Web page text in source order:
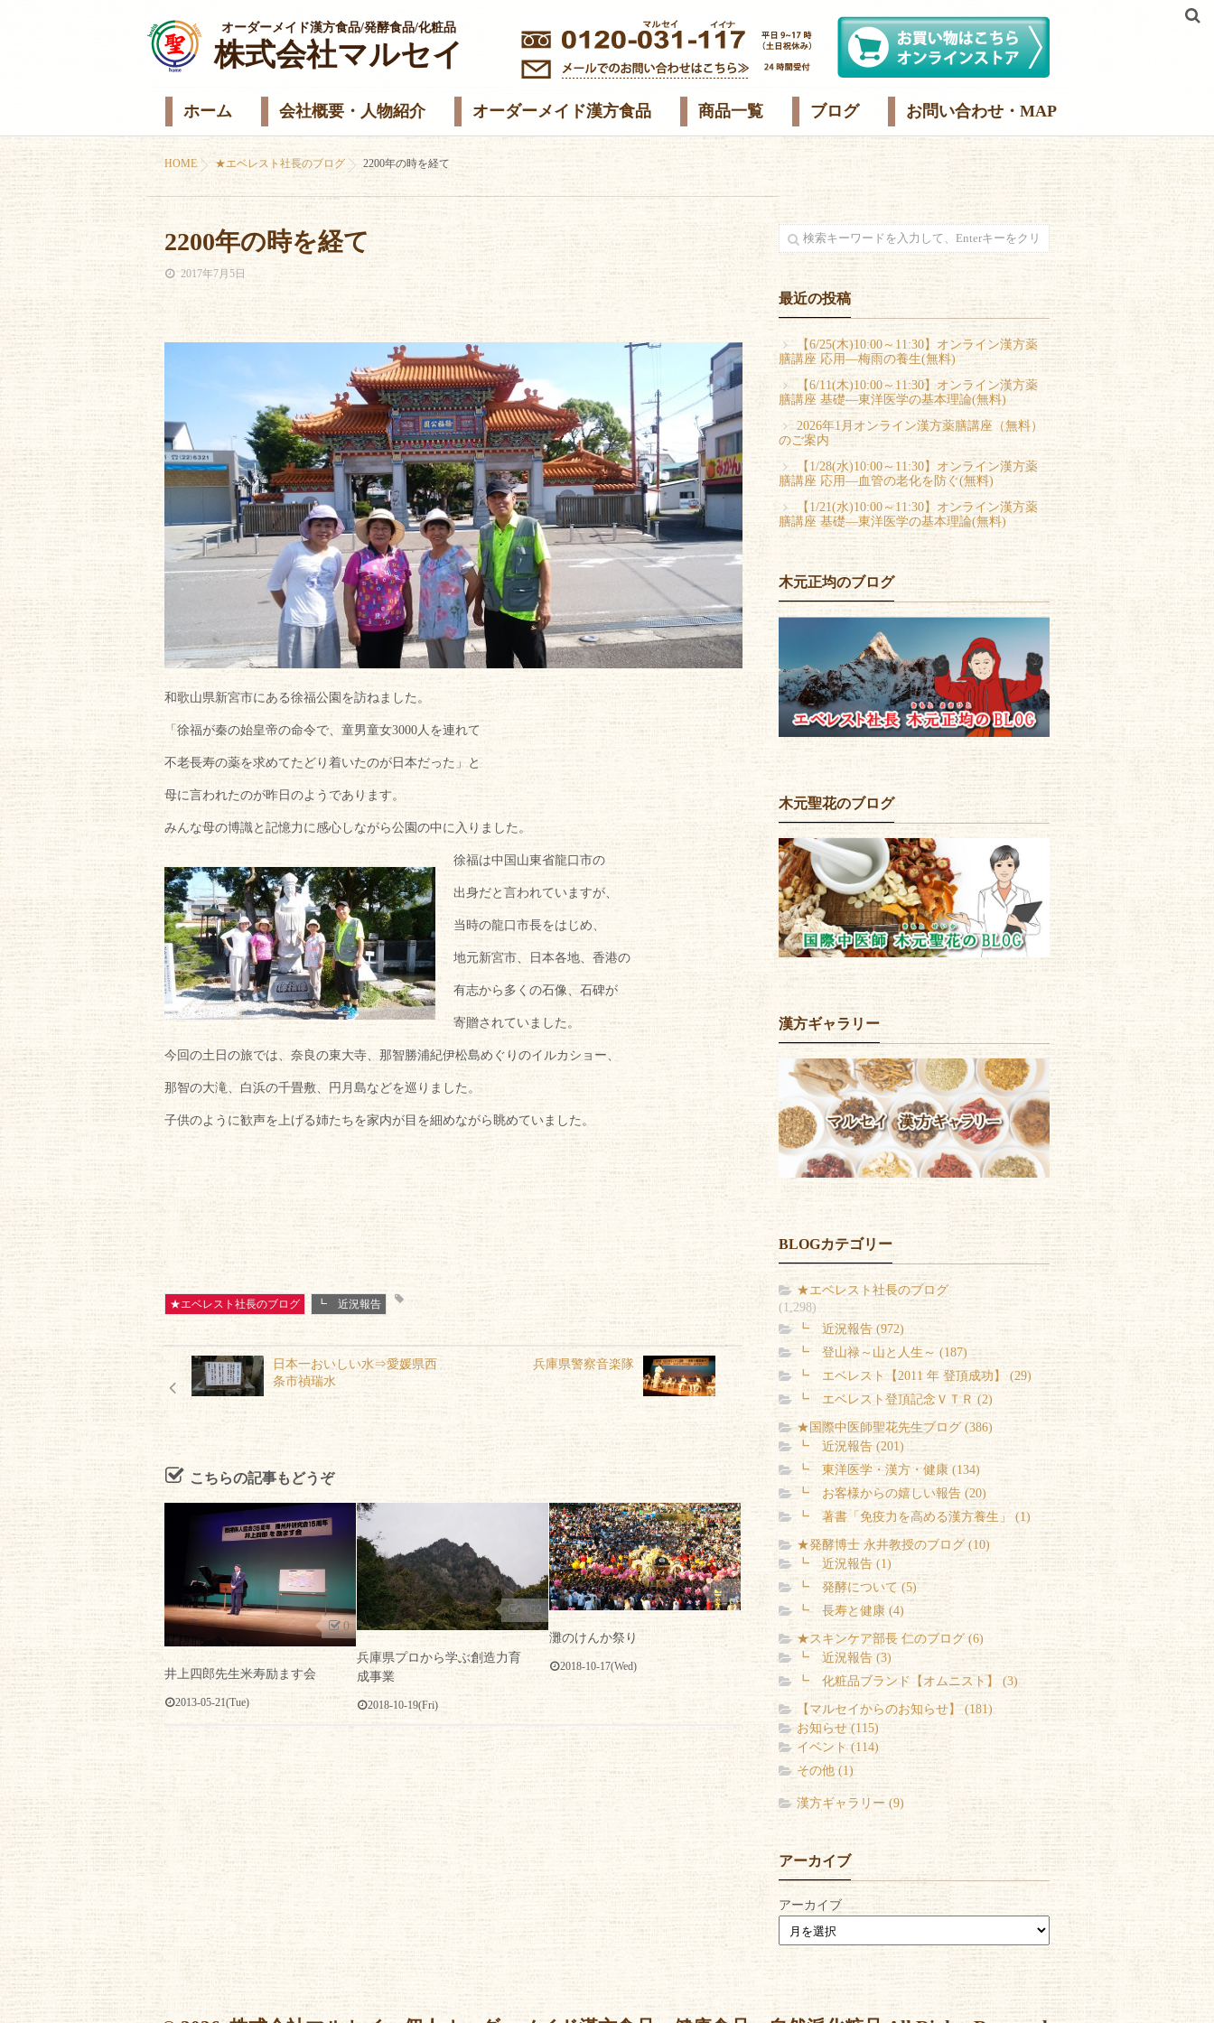
オーダーメイド漢方食品/発酵食品/化粧品
株式会社マルセイ
ホーム 会社概要・人物紹介 オーダーメイド漢方食品 商品一覧 ブログ お問い合わせ・MAP
HOME ★エベレスト社長のブログ 2200年の時を経て
2200年の時を経て
2017年7月5日
和歌山県新宮市にある徐福公園を訪ねました。
「徐福が秦の始皇帝の命令で、童男童女3000人を連れて
不老長寿の薬を求めてたどり着いたのが日本だった」と
母に言われたのが昨日のようであります。
みんな母の博識と記憶力に感心しながら公園の中に入りました。
徐福は中国山東省龍口市の
出身だと言われていますが、
当時の龍口市長をはじめ、
地元新宮市、日本各地、香港の
有志から多くの石像、石碑が
寄贈されていました。
今回の土日の旅では、奈良の東大寺、那智勝浦紀伊松島めぐりのイルカショー、
那智の大滝、白浜の千畳敷、円月島などを巡りました。
子供のように歓声を上げる姉たちを家内が目を細めながら眺めていました。
★エベレスト社長のブログ ┗ 近況報告
日本一おいしい水⇒愛媛県西
条市禎瑞水
兵庫県警察音楽隊
こちらの記事もどうぞ
0
井上四郎先生米寿励ます会
2013-05-21(Tue)
162
兵庫県プロから学ぶ創造力育
成事業
2018-10-19(Fri)
0
灘のけんか祭り
2018-10-17(Wed)
最近の投稿
【6/25(木)10:00～11:30】オンライン漢方薬
膳講座 応用―梅雨の養生(無料)
【6/11(木)10:00～11:30】オンライン漢方薬
膳講座 基礎―東洋医学の基本理論(無料)
2026年1月オンライン漢方薬膳講座（無料）
のご案内
【1/28(水)10:00～11:30】オンライン漢方薬
膳講座 応用―血管の老化を防ぐ(無料)
【1/21(水)10:00～11:30】オンライン漢方薬
膳講座 基礎―東洋医学の基本理論(無料)
木元正均のブログ
木元聖花のブログ
漢方ギャラリー
BLOGカテゴリー
★エベレスト社長のブログ
(1,298)
┗ 近況報告 (972)
┗ 登山禄～山と人生～ (187)
┗ エベレスト【2011 年 登頂成功】 (29)
┗ エベレスト登頂記念ＶＴＲ (2)
★国際中医師聖花先生ブログ (386)
┗ 近況報告 (201)
┗ 東洋医学・漢方・健康 (134)
┗ お客様からの嬉しい報告 (20)
┗ 著書「免疫力を高める漢方養生」 (1)
★発酵博士 永井教授のブログ (10)
┗ 近況報告 (1)
┗ 発酵について (5)
┗ 長寿と健康 (4)
★スキンケア部長 仁のブログ (6)
┗ 近況報告 (3)
┗ 化粧品ブランド【オムニスト】 (3)
【マルセイからのお知らせ】 (181)
お知らせ (115)
イベント (114)
その他 (1)
漢方ギャラリー (9)
アーカイブ
アーカイブ